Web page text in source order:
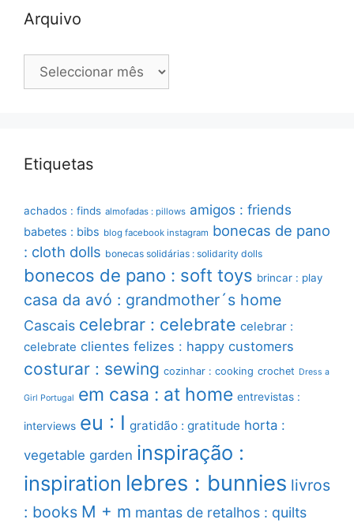
Arquivo
Arquivo
Etiquetas
achados : finds almofadas : pillows amigos : friends
babetes : bibs blog facebook instagram bonecas de pano
: cloth dolls bonecas solidárias : solidarity dolls
bonecos de pano : soft toys brincar : play
casa da avó : grandmother´s home
Cascais celebrar : celebrate celebrar :
celebrate clientes felizes : happy customers
costurar : sewing cozinhar : cooking crochet Dress a
Girl Portugal em casa : at home entrevistas :
interviews eu : I gratidão : gratitude horta :
vegetable garden inspiração :
inspiration lebres : bunnies livros
: books M + m mantas de retalhos : quilts